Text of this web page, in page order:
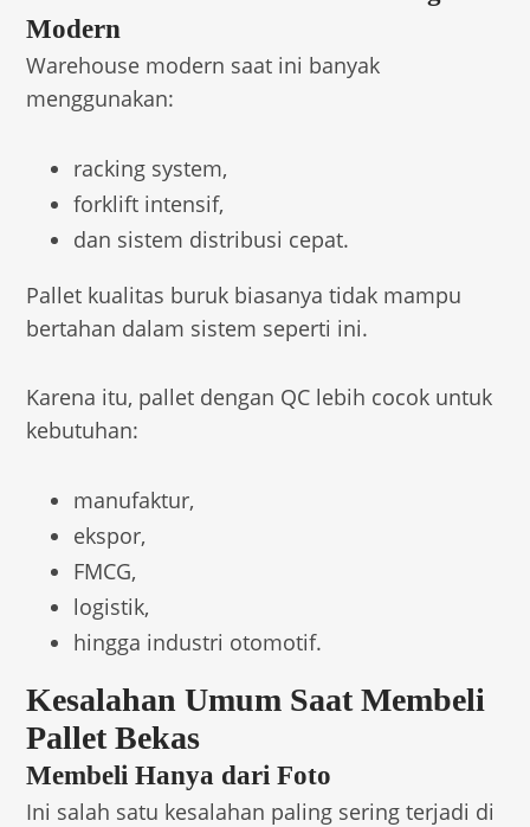
Modern
Warehouse modern saat ini banyak
menggunakan:
racking system,
forklift intensif,
dan sistem distribusi cepat.
Pallet kualitas buruk biasanya tidak mampu
bertahan dalam sistem seperti ini.
Karena itu, pallet dengan QC lebih cocok untuk
kebutuhan:
manufaktur,
ekspor,
FMCG,
logistik,
hingga industri otomotif.
Kesalahan Umum Saat Membeli
Pallet Bekas
Membeli Hanya dari Foto
Ini salah satu kesalahan paling sering terjadi di